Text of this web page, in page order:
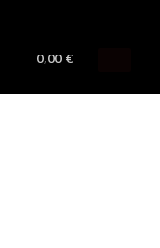
0,00 €